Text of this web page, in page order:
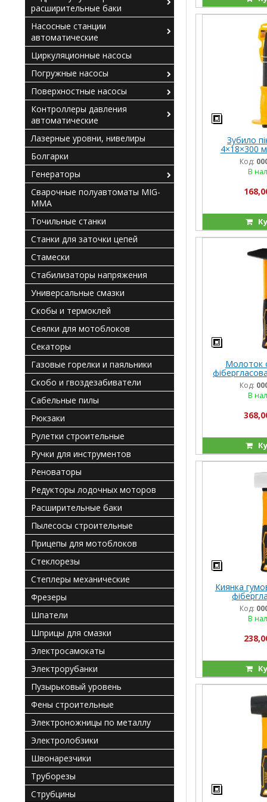
Зубило
4×18×300
Код:
В
Молоток
Код:
В
Киянка
Код:
В
расширительные баки
Насосные станции
автоматические
Циркуляционные насосы
Погружные насосы
Поверхностные насосы
Контроллеры давления
автоматические
Лазерные уровни, нивелиры
Болгарки
Генераторы
Сварочные полуавтоматы MIG-
MMA
Точильные станки
Станки для заточки цепей
Стамески
Стабилизаторы напряжения
Универсальные смазки
Скобы и термоклей
Сеялки для мотоблоков
Секаторы
Газовые горелки и паяльники
Скобо и гвоздезабиватели
Сабельные пилы
Рюкзаки
Рулетки строительные
Ручки для инструментов
Реноваторы
Редукторы лодочных моторов
Расширительные баки
Пылесосы строительные
Прицепы для мотоблоков
Стеклорезы
Степлеры механические
Фрезеры
Шпатели
Шприцы для смазки
Электросамокаты
Электрорубанки
Пузырьковый уровень
Фены строительные
Электроножницы по металлу
Электролобзики
Швонарезчики
Труборезы
Струбцины